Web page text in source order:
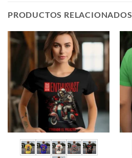
PRODUCTOS RELACIONADOS